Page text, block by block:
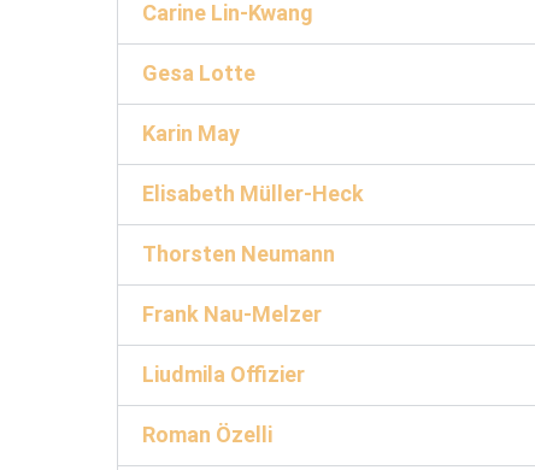
Carine Lin-Kwang
Gesa Lotte
Karin May
Elisabeth Müller-Heck
Thorsten Neumann
Frank Nau-Melzer
Liudmila Offizier
Roman Özelli